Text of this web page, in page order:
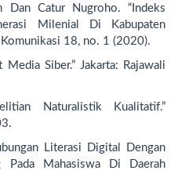
Dan Catur Nugroho. “Indeks
Milenial Di Kabupaten
Komunikasi 18, no. 1 (2020).
Media Siber.” Jakarta: Rajawali
Naturalistik Kualitatif.”
Literasi Digital Dengan
Pada Mahasiswa Di Daerah